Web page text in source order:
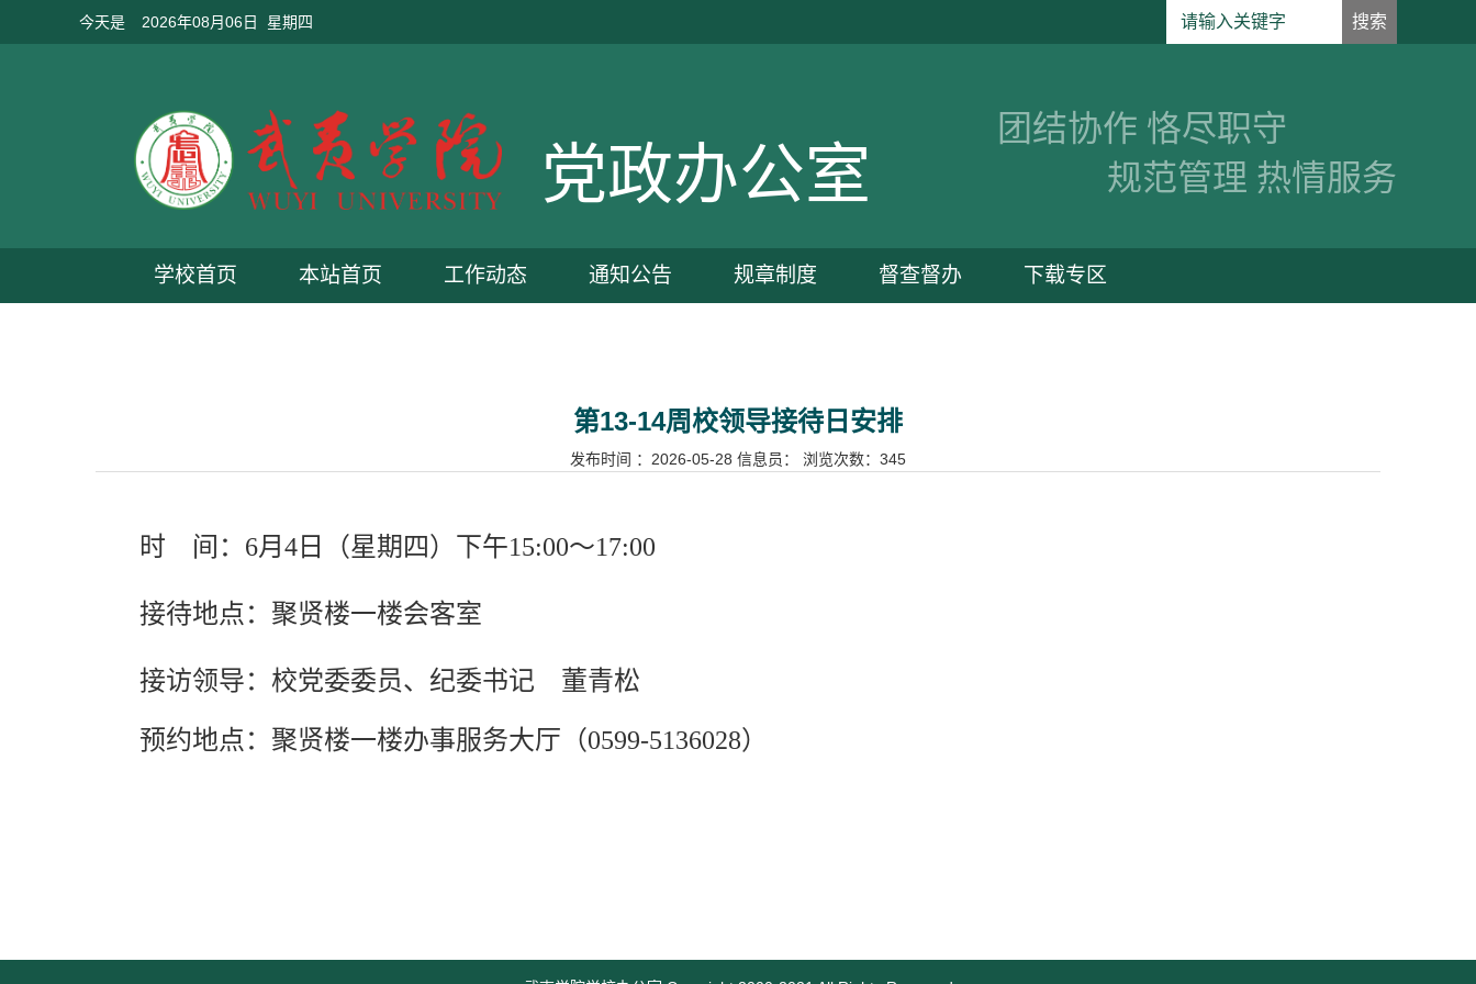
今天是 2026年08月06日 星期四
党政办公室
团结协作 恪尽职守
规范管理 热情服务
学校首页 本站首页 工作动态 通知公告 规章制度 督查督办 下载专区
第13-14周校领导接待日安排
发布时间 ：2026-05-28 信息员： 浏览次数： 345
时 间： 6月4日 （星期 四 ）下午15:00～17:00
接待地点：聚贤楼一楼会客室
接访领导： 校党委委员、纪委书记 董青松
预约地点：聚贤楼一楼办事服务大厅（0599-5136028）